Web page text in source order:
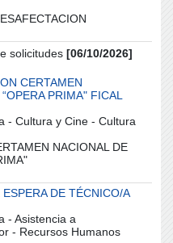
solicitudes [06/10/2026]
CERTAMEN
PRIMA" FICAL
- Cultura y Cine - Cultura
NACIONAL DE
DE TÉCNICO/A
- Asistencia a
- Recursos Humanos